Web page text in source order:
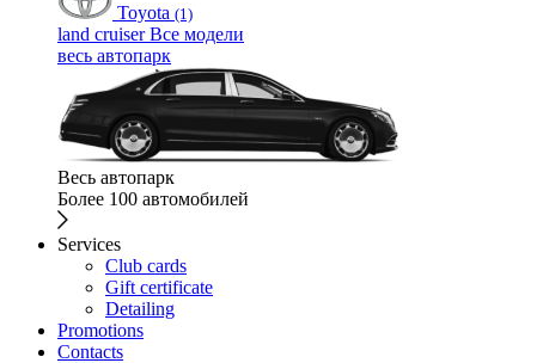
Toyota (1)
land cruiserВсе модели
весь автопарк
Весь автопарк
Более 100 автомобилей
Services
Club cards
Gift certificate
Detailing
Promotions
Contacts